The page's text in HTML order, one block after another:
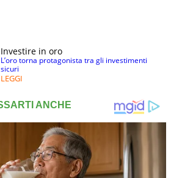
Investire in oro
L’oro torna protagonista tra gli investimenti
sicuri
LEGGI